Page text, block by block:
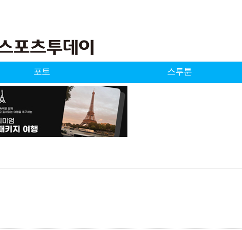
포토 스투툰